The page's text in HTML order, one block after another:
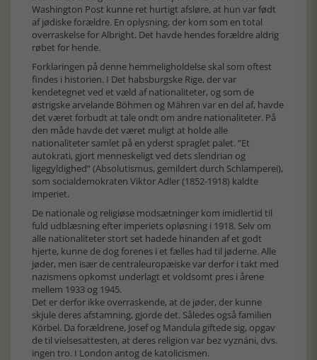
Washington Post kunne ret hurtigt afsløre, at hun var født
af jødiske forældre. En oplysning, der kom som en total
overraskelse for Albright. Det havde hendes forældre aldrig
røbet for hende.
Forklaringen på denne hemmeligholdelse skal som oftest
findes i historien. I Det habsburgske Rige, der var
kendetegnet ved et væld af nationaliteter, og som de
østrigske arvelande Böhmen og Mähren var en del af, havde
det været forbudt at tale ondt om andre nationaliteter. På
den måde havde det været muligt at holde alle
nationaliteter samlet på en yderst spraglet palet. ”Et
autokrati, gjort menneskeligt ved dets slendrian og
ligegyldighed” (Absolutismus, gemildert durch Schlamperei),
som socialdemokraten Viktor Adler (1852-1918) kaldte
imperiet.
De nationale og religiøse modsætninger kom imidlertid til
fuld udblæsning efter imperiets opløsning i 1918. Selv om
alle nationaliteter stort set hadede hinanden af et godt
hjerte, kunne de dog forenes i et fælles had til jøderne. Alle
jøder, men især de centraleuropæiske var derfor i takt med
nazismens opkomst underlagt et voldsomt pres i årene
mellem 1933 og 1945.
Det er derfor ikke overraskende, at de jøder, der kunne
skjule deres afstamning, gjorde det. Således også familien
Körbel. Da forældrene, Josef og Mandula giftede sig, opgav
de til vielsesattesten, at deres religion var bez vyznáni, dvs.
ingen tro. I London antog de katolicismen.